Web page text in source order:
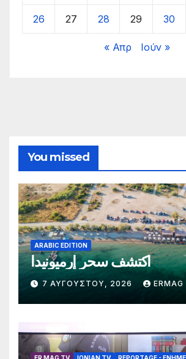
26 27 28 29 30
« Απρ Ιούν »
You missed
ARABIC EDITION
اكتشف سحر إرميونيدا
7 ΑΥΓΟΎΣΤΟΥ, 2026 ERMAG